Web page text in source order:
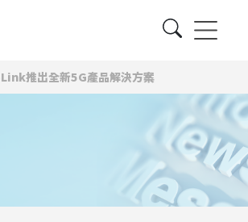
推出全新5G產品解決方案